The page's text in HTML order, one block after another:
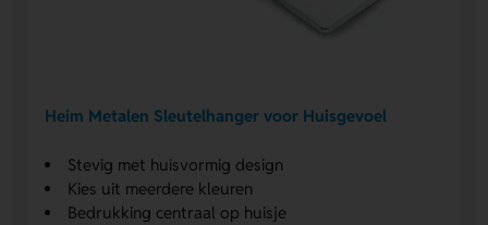
Heim Metalen Sleutelhanger voor Huisgevoel
Stevig met huisvormig design
Kies uit meerdere kleuren
Bedrukking centraal op huisje